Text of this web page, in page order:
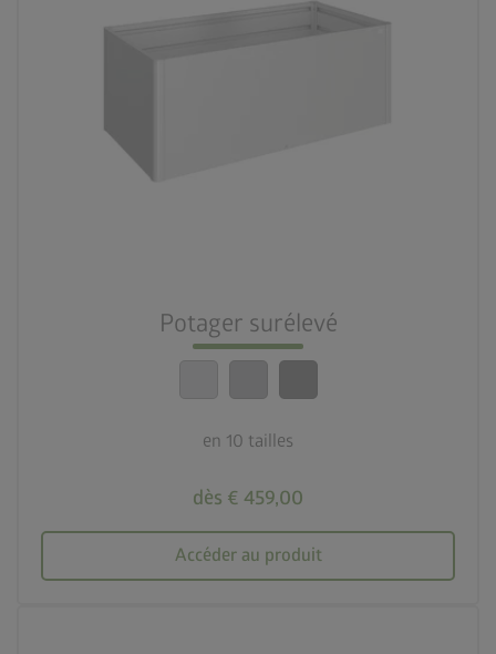
Potager surélevé
en 10 tailles
dès € 459,00
Accéder au produit
calendar_month
20 ans de garantie